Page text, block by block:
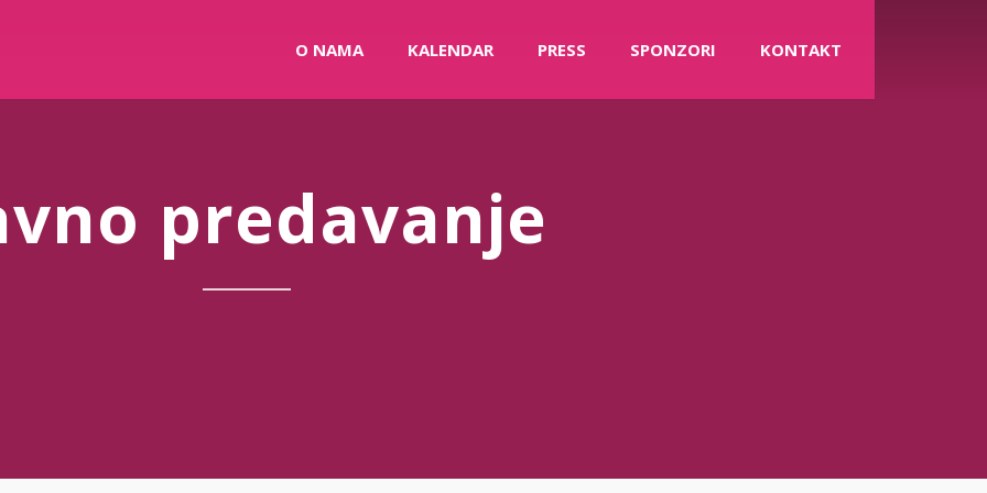
O NAMA KALENDAR PRESS SPONZORI KONTAKT
predavanje